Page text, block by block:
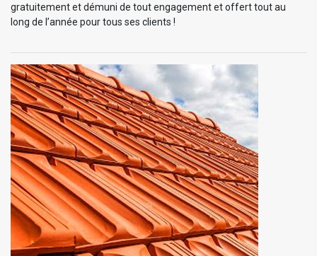
gratuitement et démuni de tout engagement et offert tout au
long de l’année pour tous ses clients !